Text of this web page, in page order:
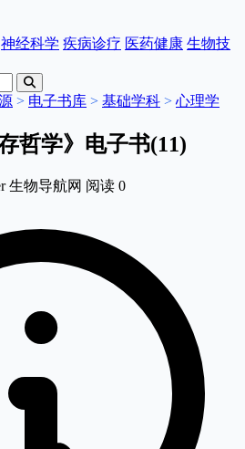
神经科学 疾病诊疗 医药健康 生物技
> 电子书库 > 基础学科 > 心理学
哲学》电子书(11)
生物导航网 阅读 0